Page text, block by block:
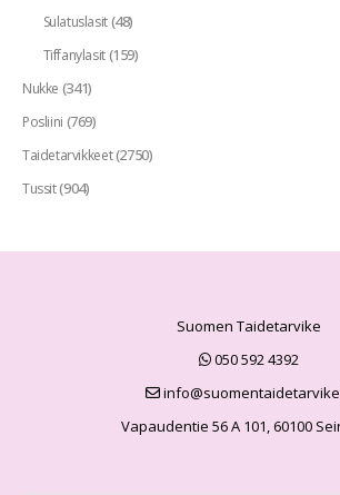
Sulatuslasit(48)
Tiffanylasit(159)
Nukke (341)
Posliini (769)
Taidetarvikkeet(2750)
Tussit(904)
Suomen Taidetarvike
050 592 4392
Vapaudentie 56 A 101, 60100